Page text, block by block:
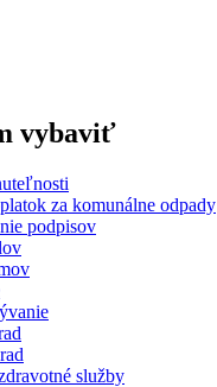
vybaviť
za komunálne odpady
podpisov
služby